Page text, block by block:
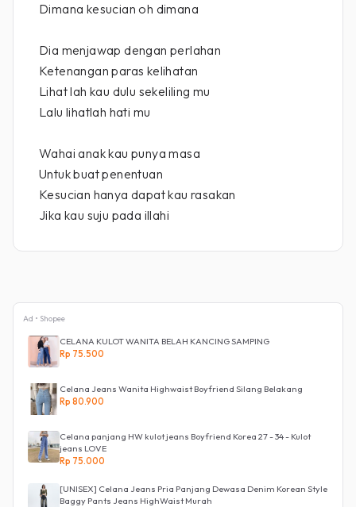
Dimana kesucian oh dimana
Dia menjawap dengan perlahan
Ketenangan paras kelihatan
Lihat lah kau dulu sekeliling mu
Lalu lihatlah hati mu
Wahai anak kau punya masa
Untuk buat penentuan
Kesucian hanya dapat kau rasakan
Jika kau suju pada illahi
Ad • Shopee
CELANA KULOT WANITA BELAH KANCING SAMPING
Rp 75.500
Celana Jeans Wanita Highwaist Boyfriend Silang Belakang
Rp 80.900
Celana panjang HW kulot jeans Boyfriend Korea 27 - 34 - Kulot
jeans LOVE
Rp 75.000
[UNISEX] Celana Jeans Pria Panjang Dewasa Denim Korean Style
Baggy Pants Jeans HighWaist Murah